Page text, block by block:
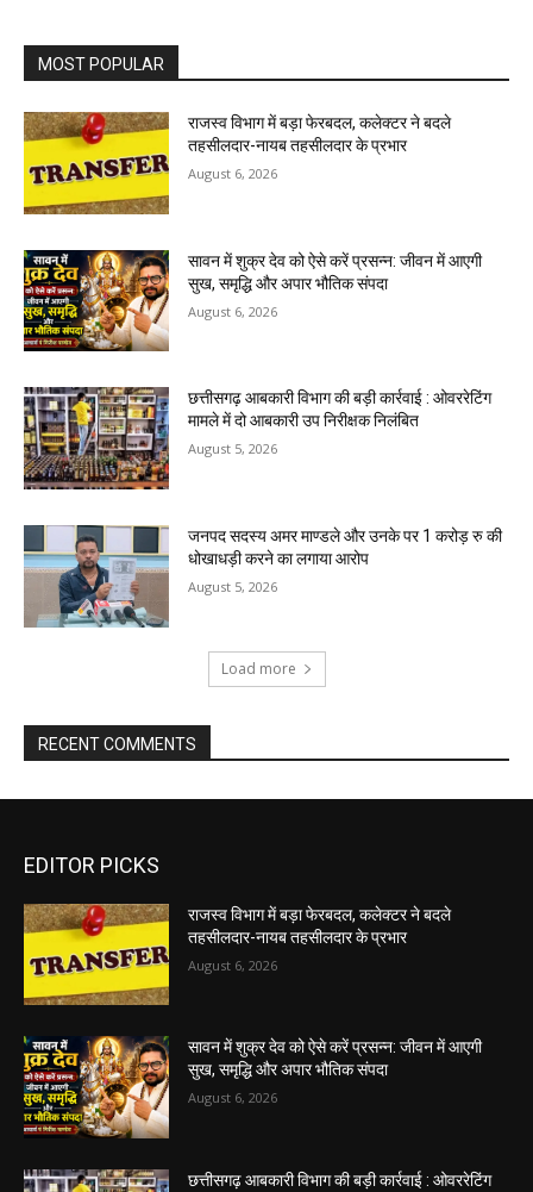
MOST POPULAR
राजस्व विभाग में बड़ा फेरबदल, कलेक्टर ने बदले
तहसीलदार-नायब तहसीलदार के प्रभार
August 6, 2026
सावन में शुक्र देव को ऐसे करें प्रसन्न: जीवन में आएगी
सुख, समृद्धि और अपार भौतिक संपदा
August 6, 2026
छत्तीसगढ़ आबकारी विभाग की बड़ी कार्रवाई : ओवररेटिंग
मामले में दो आबकारी उप निरीक्षक निलंबित
August 5, 2026
जनपद सदस्य अमर माण्डले और उनके पर 1 करोड़ रु की
धोखाधड़ी करने का लगाया आरोप
August 5, 2026
Load more
RECENT COMMENTS
EDITOR PICKS
राजस्व विभाग में बड़ा फेरबदल, कलेक्टर ने बदले
तहसीलदार-नायब तहसीलदार के प्रभार
August 6, 2026
सावन में शुक्र देव को ऐसे करें प्रसन्न: जीवन में आएगी
सुख, समृद्धि और अपार भौतिक संपदा
August 6, 2026
छत्तीसगढ़ आबकारी विभाग की बड़ी कार्रवाई : ओवररेटिंग